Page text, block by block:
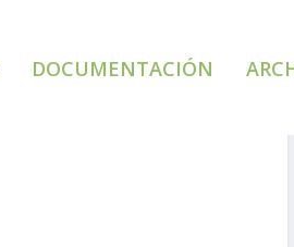
DOCUMENTACIÓN